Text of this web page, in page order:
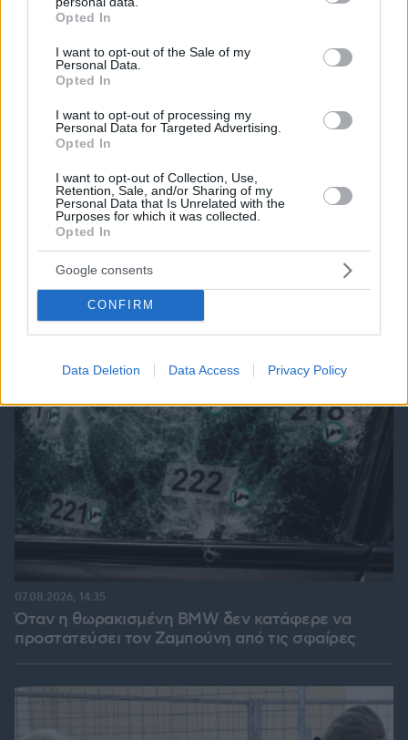
grant or deny consent to Google and its third-party tags to
use your data for below specified purposes in below Google
consent section.
Opted In
I want to opt-out of the Sale of my
Personal Data.
Opted In
I want to opt-out of processing my
Personal Data for Targeted Advertising.
Opted In
I want to opt-out of Collection, Use,
Retention, Sale, and/or Sharing of my
Personal Data that Is Unrelated with the
Purposes for which it was collected.
Opted In
Google consents
CONFIRM
Data Deletion Data Access Privacy Policy
Τα φρούτα που επιλέγουν 4 ενδοκρινολόγοι για
καλύτερο έλεγχο του σακχάρου – Το ένα μειώνει
το λίπος στην κοιλιά
Όταν η θωρακισμένη BMW δεν κατάφερε να
προστατεύσει τον Ζαμπούνη από τις σφαίρες
07.08.2026, 14:35